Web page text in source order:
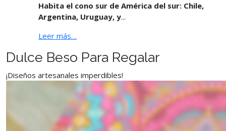
Habita el cono sur de América del sur: Chile,
Argentina, Uruguay, y...
Leer más…
Dulce Beso Para Regalar
¡Diseños artesanales imperdibles!